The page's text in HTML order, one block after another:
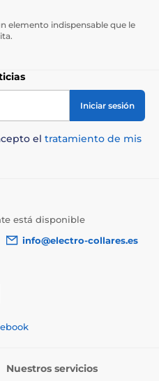
a elegir la talla correcta.
están cosidos a mano,
variar ligeramente, como
pueden cambiar sin
las categorías
elemento indispensable que le
Iniciar sesión
el tratamiento de mis
está disponible
info@electro-collares.es
Nuestros servicios